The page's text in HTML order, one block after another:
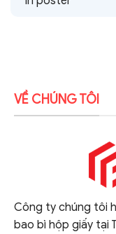
VỀ CHÚNG TÔI
Công ty chúng tôi
bao bì hộp giấy tại